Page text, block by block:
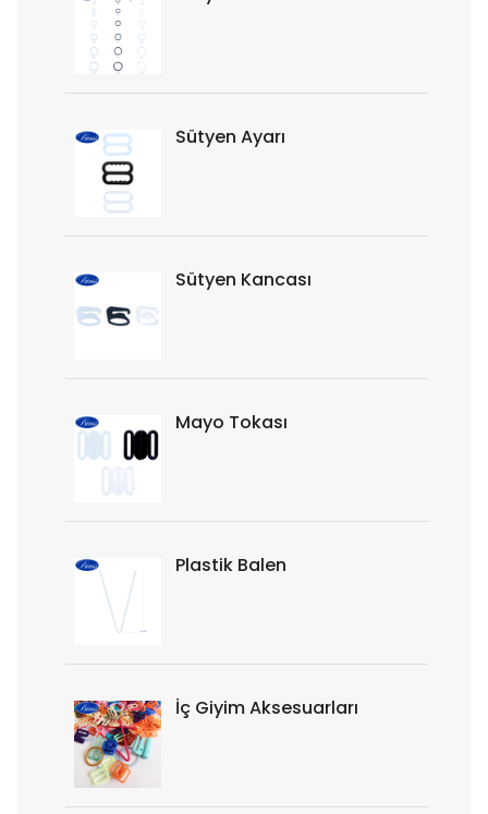
Sütyen Ayarı
Sütyen Kancası
Mayo Tokası
Plastik Balen
İç Giyim Aksesuarları